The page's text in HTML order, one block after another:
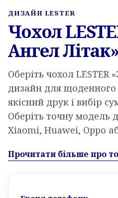
ДИЗАЙН LESTER
Чохол
Ангел Літак»
Оберіть чохол LESTER
дизайн для щоденного
якісний друк і вибір
Оберіть точну модель
Xiaomi, Huawei, Oppo
Прочитати більше про